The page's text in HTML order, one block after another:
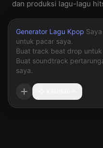
dan produksi lagu-lagu
Generator Lagu Kpop